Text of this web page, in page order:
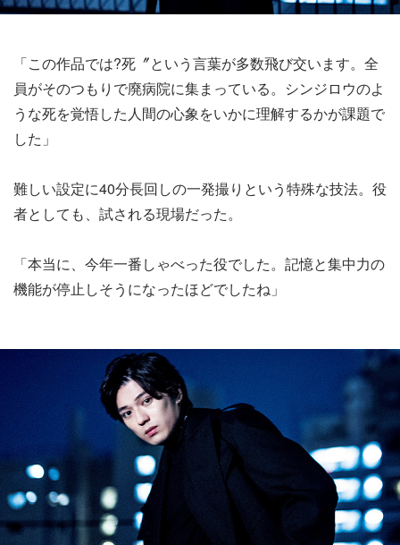
「この作品では?死〞という言葉が多数飛び交います。全
員がそのつもりで廃病院に集まっている。シンジロウのよ
うな死を覚悟した人間の心象をいかに理解するかが課題で
した」
難しい設定に40分長回しの一発撮りという特殊な技法。役
者としても、試される現場だった。
「本当に、今年一番しゃべった役でした。記憶と集中力の
機能が停止しそうになったほどでしたね」